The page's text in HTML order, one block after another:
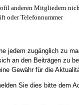
anderen Mitgliedern
oder Telefonnummer
jedem zugänglich zu
an den Beiträgen zu
Gewähr für die
Sie dies bitte dem